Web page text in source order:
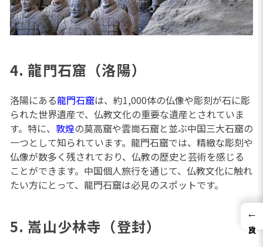
4. 龍門石窟（洛陽）
洛陽にある龍門石窟は、約1,000体の仏像や彫刻が石に彫
られた世界遺産で、仏教文化の重要な遺産とされていま
す。特に、 敦煌の莫高窟や雲崗石窟と並ぶ中国三大石窟の
一つとして知られています。龍門石窟では、精緻な彫刻や
仏像が数多く残されており、仏教の歴史と芸術を感じる
ことができます。中国個人旅行を通じて、仏教文化に触れ
たい方にとって、龍門石窟は必見のスポットです。
5. 嵩山少林寺（登封）
←